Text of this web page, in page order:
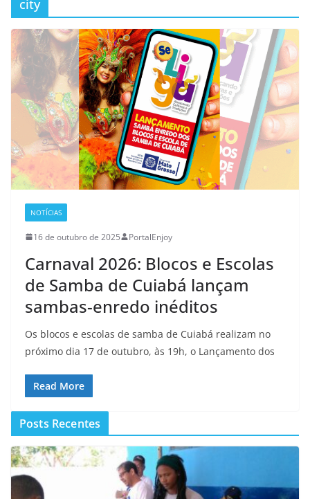
city
NOTÍCIAS
16 de outubro de 2025 PortalEnjoy
Carnaval 2026: Blocos e Escolas
de Samba de Cuiabá lançam
sambas-enredo inéditos
Os blocos e escolas de samba de Cuiabá realizam no
próximo dia 17 de outubro, às 19h, o Lançamento dos
Read More
Posts Recentes